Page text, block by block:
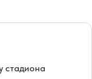
стадиона